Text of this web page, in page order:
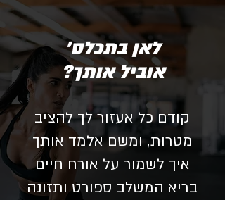
לאן בתכלס'
אוביל אותך?
קודם כל אעזור לך להציב
מטרות, ומשם אלמד אותך
איך לשמור על אורח חיים
בריא המשלב ספורט ותזונה